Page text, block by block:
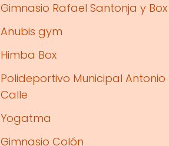
Gimnasio Rafael Santonja y
Anubis gym
Himba Box
Polideportivo Municipal Antonio
Calle
Yogatma
Gimnasio Colón